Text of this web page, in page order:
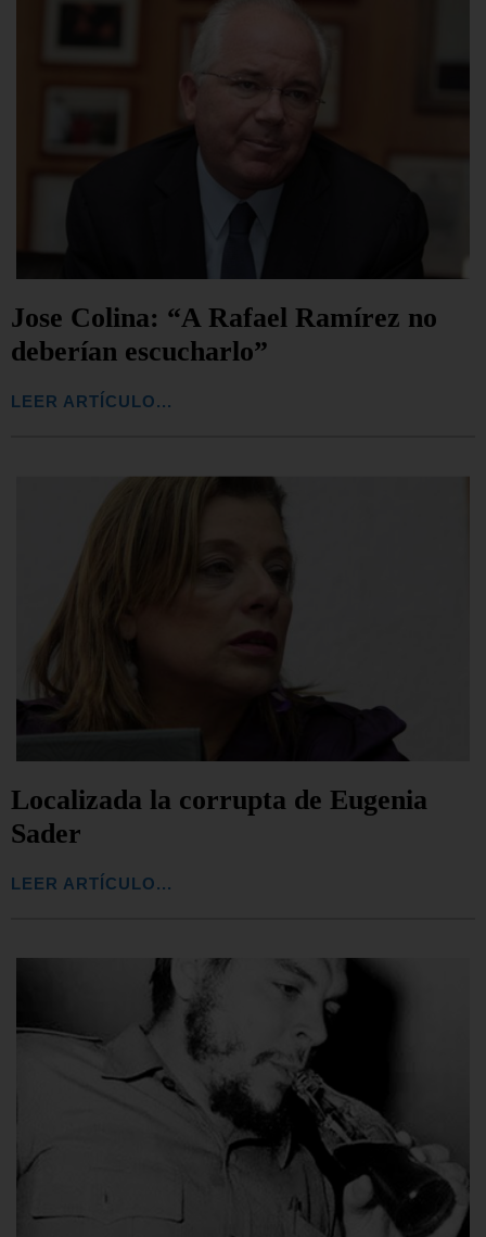
Jose Colina: “A Rafael Ramírez no
deberían escucharlo”
LEER ARTÍCULO...
Localizada la corrupta de Eugenia
Sader
LEER ARTÍCULO...